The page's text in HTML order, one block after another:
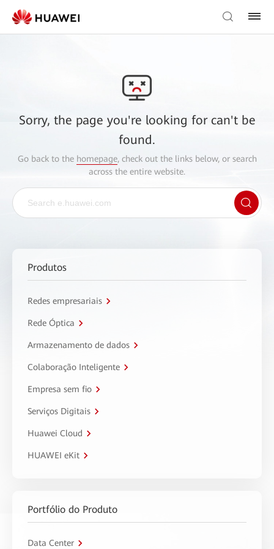
Sorry, the page you're looking for can't be
found.
Go back to the homepage, check out the links below, or search
across the entire website.
Produtos
Redes empresariais
Rede Óptica
Armazenamento de dados
Colaboração Inteligente
Empresa sem fio
Serviços Digitais
Huawei Cloud
HUAWEI eKit
Portfólio do Produto
Data Center